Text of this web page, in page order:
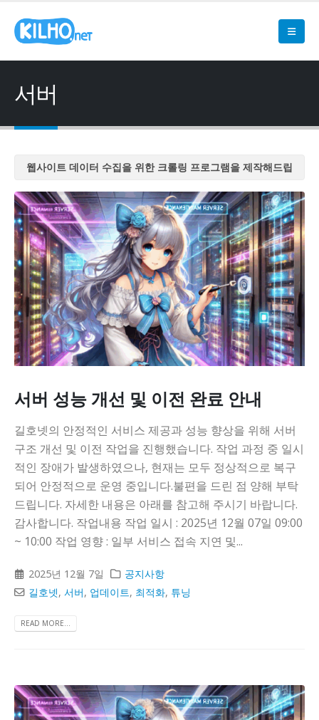
서버
웹사이트 데이터 수집을 위한 크롤링 프로그램을 제작해드립
웹사이트 데이터 수집을 위한 크롤링 프로그램을 제작해드립
니다
웹사이트 데이터 수집을 위한 크롤링 프로그램을 제작해드립
니다
웹사이트 데이터 수집을 위한 크롤링 프로그램을 제작해드립
니다
웹사이트 데이터 수집을 위한 크롤링 프로그램을 제작해드립
니다
서버 성능 개선 및 이전 완료 안내
길호넷의 안정적인 서비스 제공과 성능 향상을 위해 서버
구조 개선 및 이전 작업을 진행했습니다. 작업 과정 중 일시
적인 장애가 발생하였으나, 현재는 모두 정상적으로 복구
되어 안정적으로 운영 중입니다.불편을 드린 점 양해 부탁
드립니다. 자세한 내용은 아래를 참고해 주시기 바랍니다.
감사합니다. 작업내용 작업 일시 : 2025년 12월 07일 09:00
~ 10:00 작업 영향 : 일부 서비스 접속 지연 및...
2025년 12월 7일
공지사항
길호넷,서버, 업데이트, 최적화, 튜닝
READ MORE...